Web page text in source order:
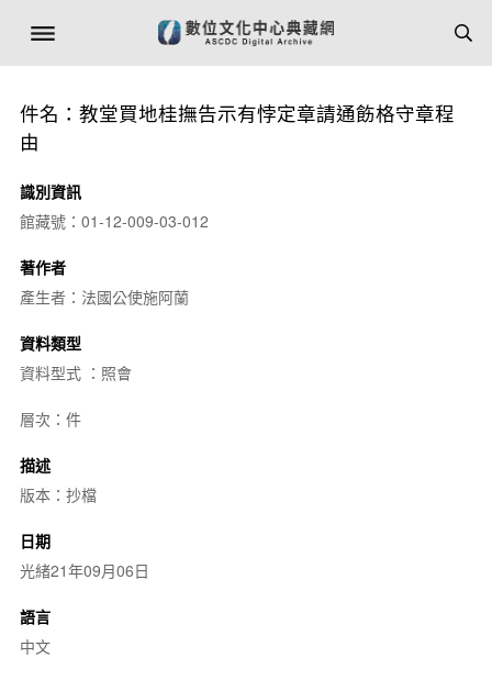
件名：教堂買地桂撫告示有悖定章請通飭格守章程
由
識別資訊
館藏號：01-12-009-03-012
著作者
產生者：法國公使施阿蘭
資料類型
資料型式 ：照會
層次：件
描述
版本：抄檔
日期
光緒21年09月06日
語言
中文